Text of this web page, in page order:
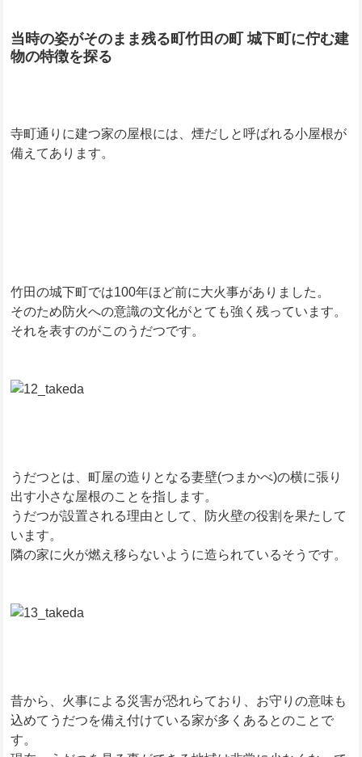
当時の姿がそのまま残る町竹田の町 城下町に佇む建
物の特徴を探る
寺町通りに建つ家の屋根には、煙だしと呼ばれる小屋根が
備えてあります。
竹田の城下町では100年ほど前に大火事がありました。
そのため防火への意識の文化がとても強く残っています。
それを表すのがこのうだつです。
うだつとは、町屋の造りとなる妻壁(つまかべ)の横に張り
出す小さな屋根のことを指します。
うだつが設置される理由として、防火壁の役割を果たして
います。
隣の家に火が燃え移らないように造られているそうです。
昔から、火事による災害が恐れらており、お守りの意味も
込めてうだつを備え付けている家が多くあるとのことで
す。